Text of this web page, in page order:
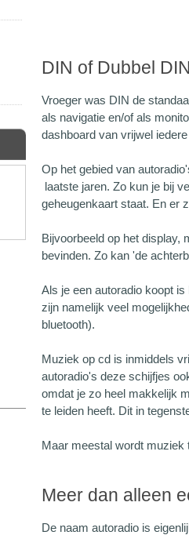
DIN of Dubbel
Vroeger was DIN de
als navigatie en/of als
dashboard van vrijwel
Op het gebied van
laatste jaren. Zo kun je bij
geheugenkaart staat. En er
Bijvoorbeeld op het display,
bevinden. Zo kan 'de
Als je een autoradio koopt
zijn namelijk veel
bluetooth).
Muziek op cd is inmiddels
autoradio's deze schijfjes
omdat je zo heel makkelijk
te leiden heeft. Dit in
Maar meestal wordt muziek
Meer dan alleen
De naam autoradio is